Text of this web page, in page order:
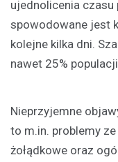
ujednolicenia czasu
spowodowane jest
kolejne kilka dni.
nawet 25%
Nieprzyjemne
to m.in. problemy
żołądkowe oraz